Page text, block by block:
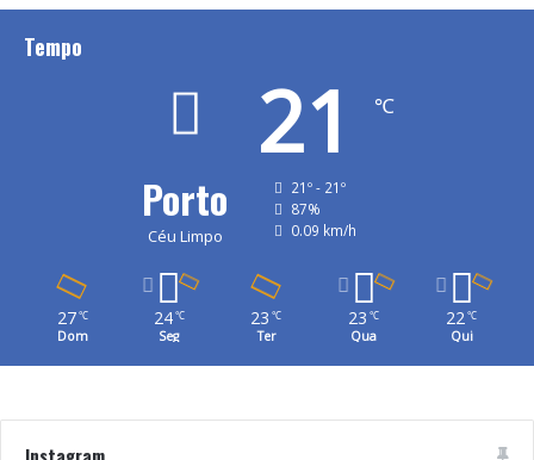
Tempo
Porto
Céu Limpo
21 ℃
21º - 21º
87%
0.09 km/h
27 ℃
Dom
24 ℃
Seg
23 ℃
Ter
23 ℃
Qua
22℃
Qui